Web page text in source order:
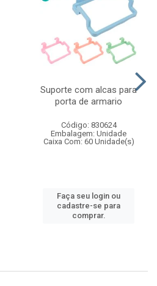
Suporte com alcas para
porta de armario
Código: 830624
Embalagem: Unidade
Caixa Com: 60 Unidade(s)
Faça seu login ou
cadastre-se para
comprar.